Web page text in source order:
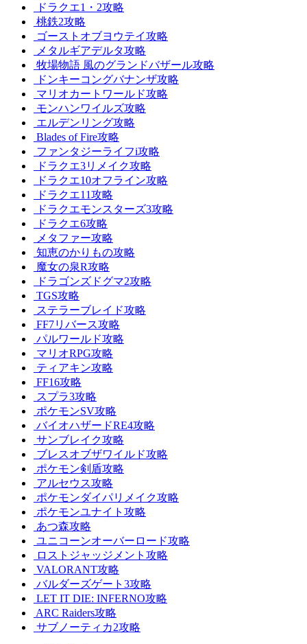
ドラクエ1・2攻略
桃鉄2攻略
ゴーストオブヨウテイ攻略
メタルギアデルタ攻略
牧場物語 風のグランドバザール攻略
ドンキーコングバナンザ攻略
マリオカートワールド攻略
モンハンワイルズ攻略
エルデンリング攻略
Blades of Fire攻略
ファンタジーライフi攻略
ドラクエ3リメイク攻略
ドラクエ10オフライン攻略
ドラクエ11攻略
ドラクエモンスターズ3攻略
ドラクエ6攻略
メタファー攻略
知恵のかりもの攻略
魔女の泉R攻略
ドラゴンズドグマ2攻略
TGS攻略
ステラーブレイド攻略
FF7リバース攻略
パルワールド攻略
マリオRPG攻略
ティアキン攻略
FF16攻略
スプラ3攻略
ポケモンSV攻略
バイオハザードRE4攻略
サンブレイク攻略
ブレスオブザワイルド攻略
ポケモン剣盾攻略
アルセウス攻略
ポケモンダイパリメイク攻略
ポケモンユナイト攻略
あつ森攻略
ユニコーンオーバーロード攻略
ロストジャッジメント攻略
VALORANT攻略
バルダーズゲート3攻略
LET IT DIE: INFERNO攻略
ARC Raiders攻略
サブノーティカ2攻略